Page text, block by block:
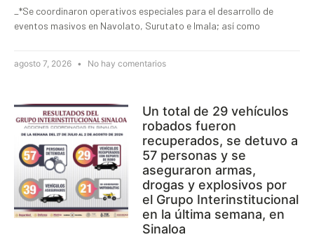
_*Se coordinaron operativos especiales para el desarrollo de
eventos masivos en Navolato, Surutato e Imala; así como
agosto 7, 2026 No hay comentarios
Un total de 29 vehículos
robados fueron
recuperados, se detuvo a
57 personas y se
aseguraron armas,
drogas y explosivos por
el Grupo Interinstitucional
en la última semana, en
Sinaloa